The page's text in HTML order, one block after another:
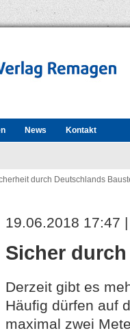
News Kontakt
durch Deutschlands
19.06.2018 17:47
Sicher
Derzeit gibt es
Häufig dürfen auf
maximal zwei